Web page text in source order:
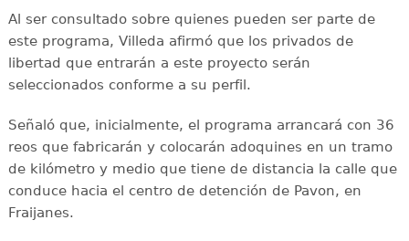
Al ser consultado sobre quienes pueden ser parte de
este programa, Villeda afirmó que los privados de
libertad que entrarán a este proyecto serán
seleccionados conforme a su perfil.
Señaló que, inicialmente, el programa arrancará con 36
reos que fabricarán y colocarán adoquines en un tramo
de kilómetro y medio que tiene de distancia la calle que
conduce hacia el centro de detención de Pavon, en
Fraijanes.